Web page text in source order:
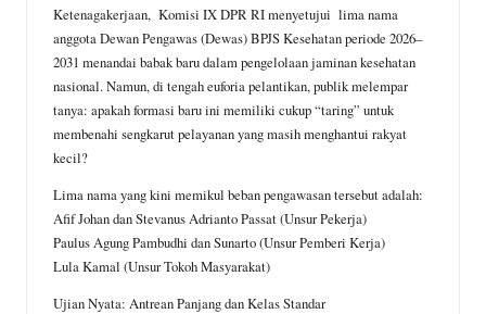
e
b
o
o
k
t
s
A
p
p
i
l
e
g
r
a
m
r
e
Ketenagakerjaan, Komisi IX DPR RI menyetujui lima nama
anggota Dewan Pengawas (Dewas) BPJS Kesehatan periode 2026–
2031 menandai babak baru dalam pengelolaan jaminan kesehatan
nasional. Namun, di tengah euforia pelantikan, publik melempar
tanya: apakah formasi baru ini memiliki cukup “taring” untuk
membenahi sengkarut pelayanan yang masih menghantui rakyat
kecil?
Lima nama yang kini memikul beban pengawasan tersebut adalah:
Afif Johan dan Stevanus Adrianto Passat (Unsur Pekerja)
Paulus Agung Pambudhi dan Sunarto (Unsur Pemberi Kerja)
Lula Kamal (Unsur Tokoh Masyarakat)
Ujian Nyata: Antrean Panjang dan Kelas Standar